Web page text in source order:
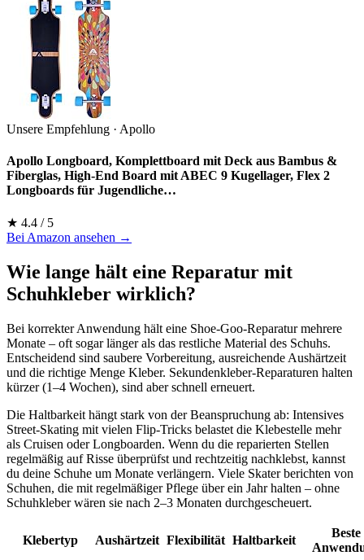
Unsere Empfehlung · Apollo
Apollo Longboard, Komplettboard mit Deck aus Bambus &
Fiberglas, High-End Board mit ABEC 9 Kugellager, Flex 2
Longboards für Jugendliche…
★ 4.4 / 5
Bei Amazon ansehen →
Wie lange hält eine Reparatur mit
Schuhkleber wirklich?
Bei korrekter Anwendung hält eine Shoe-Goo-Reparatur mehrere
Monate – oft sogar länger als das restliche Material des Schuhs.
Entscheidend sind saubere Vorbereitung, ausreichende Aushärtzeit
und die richtige Menge Kleber. Sekundenkleber-Reparaturen halten
kürzer (1–4 Wochen), sind aber schnell erneuert.
Die Haltbarkeit hängt stark von der Beanspruchung ab: Intensives
Street-Skating mit vielen Flip-Tricks belastet die Klebestelle mehr
als Cruisen oder Longboarden. Wenn du die reparierten Stellen
regelmäßig auf Risse überprüfst und rechtzeitig nachklebst, kannst
du deine Schuhe um Monate verlängern. Viele Skater berichten von
Schuhen, die mit regelmäßiger Pflege über ein Jahr halten – ohne
Schuhkleber wären sie nach 2–3 Monaten durchgescheuert.
Klebertyp Aushärtzeit Flexibilität Haltbarkeit
Beste